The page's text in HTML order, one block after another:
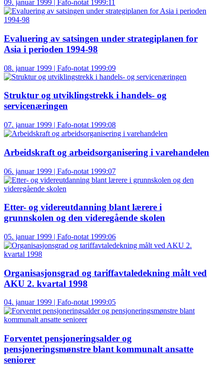
09. januar 1999 | Fafo-notat 1999:11
Evaluering av satsingen under strategiplanen for
Asia i perioden 1994-98
08. januar 1999 | Fafo-notat 1999:09
Struktur og utviklingstrekk i handels- og
servicenæringen
07. januar 1999 | Fafo-notat 1999:08
Arbeidskraft og arbeidsorganisering i varehandelen
06. januar 1999 | Fafo-notat 1999:07
Etter- og videreutdanning blant lærere i
grunnskolen og den videregående skolen
05. januar 1999 | Fafo-notat 1999:06
Organisasjonsgrad og tariffavtaledekning målt ved
AKU 2. kvartal 1998
04. januar 1999 | Fafo-notat 1999:05
Forventet pensjoneringsalder og
pensjoneringsmønstre blant kommunalt ansatte
seniorer